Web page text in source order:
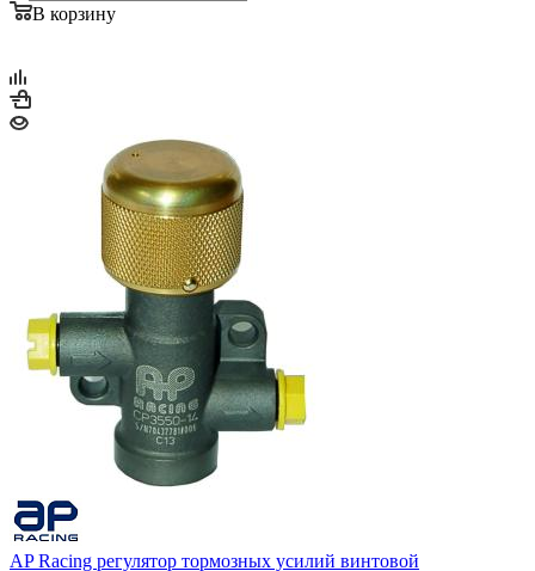
В корзину
AP Racing регулятор тормозных усилий винтовой